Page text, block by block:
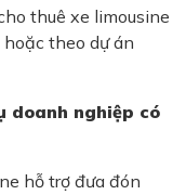
thuê xe limousine
theo dự án
doanh nghiệp có
hỗ trợ đưa đón